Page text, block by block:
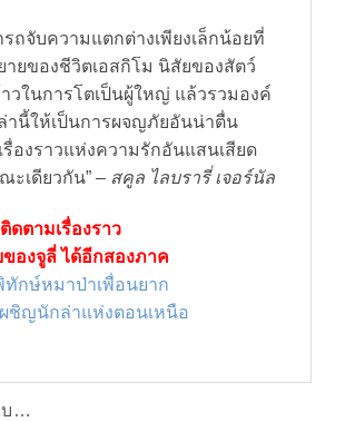
รถจับความแตกต่างเพียงเล็กน้อยที่
ายของชีวิตเอสกิโม นิสัยของสัตว์
วในการโตเป็นผู้ใหญ่ แล้วรวมองค์
านี้ให้เป็นการผจญภัยอันน่าตื่น
รื่องราวแห่งความรักอันแสนเสียด
ะเดียวกัน” – สคูล ไลบรารี่ เจอร์นัล
ดตามเรื่องราว
องจูลี่ ได้อีกสองภาค
ทักษ์หมาป่าเพื่อนยาก
ผชิญนักล่าแห่งตอนเหนือ
บ…